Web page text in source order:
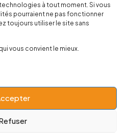
à tout moment. Si vous
pourraient ne pas fonctionner
toujours utiliser le site sans
vous convient le mieux.